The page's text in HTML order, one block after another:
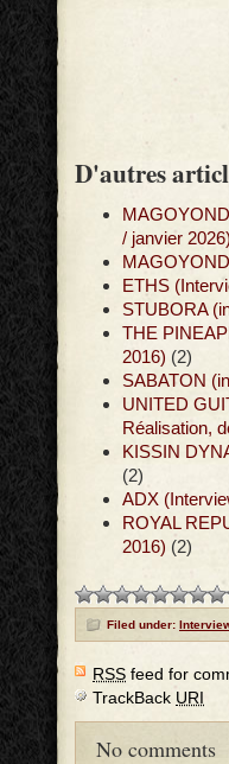
D'autres
/ janvier 2026)
ETHS
STUBORA
THE
2016) (2)
SABATON
UNITED
Réalisation,
KISSIN
(2)
ADX
ROYAL
2016) (2)
Filed under:
RSS feed for
TrackBack URI
No comments